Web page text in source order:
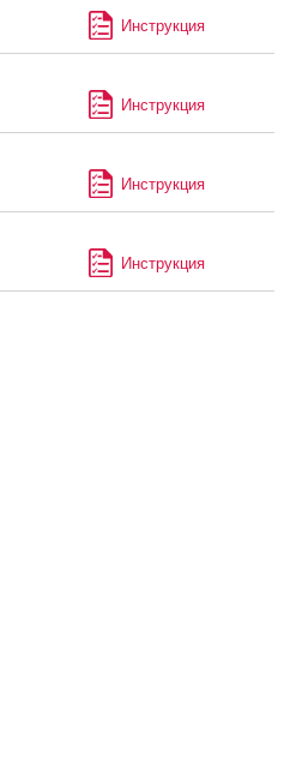
Инструкция
Инструкция
Инструкция
Инструкция